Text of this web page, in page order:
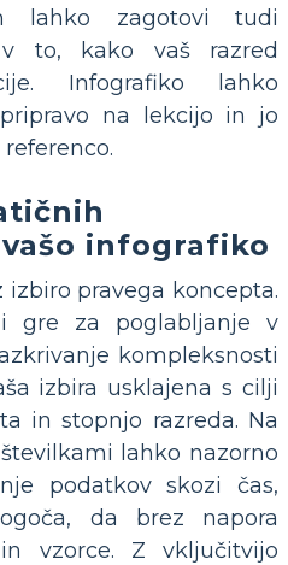
lahko zagotovi tudi
to, kako vaš razred
Infografiko lahko
na lekcijo in jo
infografiko
izbiro pravega koncepta.
gre za poglabljanje v
kompleksnosti
izbira usklajena s cilji
in stopnjo razreda. Na
lahko nazorno
podatkov skozi čas,
da brez napora
vzorce. Z vključitvijo